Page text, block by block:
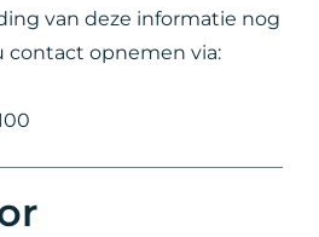
van deze informatie nog
contact opnemen via: